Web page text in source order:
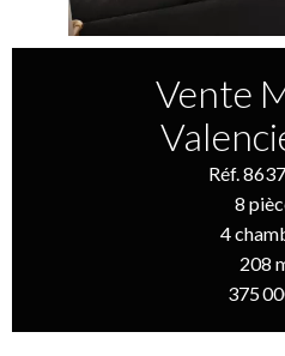
Vente
Réf.
8
4
208
375